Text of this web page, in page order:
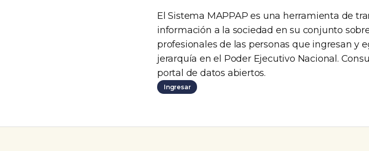
El Sistema MAPPAP es una herramienta de
información a la sociedad en su conjunto
profesionales de las personas que ingresan y
jerarquía en el Poder Ejecutivo Nacional.
portal de datos abiertos.
Ingresar